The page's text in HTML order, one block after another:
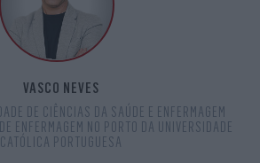
VASCO NEVES
DE CIÊNCIAS DA SAÚDE E ENFERMAGEM
ENFERMAGEM NO PORTO DA UNIVERSIDADE
CATÓLICA PORTUGUESA